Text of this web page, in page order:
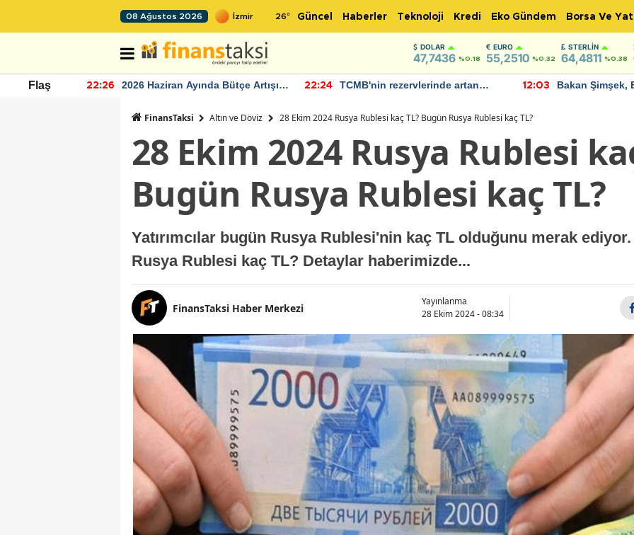
08 Ağustos 2026 26° Güncel Haberler Teknoloji Kredi Eko Gündem Borsa Ve
DOLAR
47,7436 %0.18
EURO
55,2510 %0.32
STERLIN
64,4811 %0.38
Flaş 22:26
2026 Haziran Ayında Bütçe Artışı
22:24
TCMB'nin rezervlerinde artan
12:03
Bakan Şimşek,
FinansTaksi Altın ve Döviz 28 Ekim 2024 Rusya Rublesi kaç TL? Bugün Rusya Rublesi kaç TL?
28 Ekim 2024 Rusya Rublesi
Bugün Rusya Rublesi kaç TL?
Yatırımcılar bugün Rusya Rublesi'nin kaç TL olduğunu merak
Rusya Rublesi kaç TL? Detaylar haberimizde...
FinansTaksi Haber Merkezi
Yayınlanma
28 Ekim 2024 - 08:34